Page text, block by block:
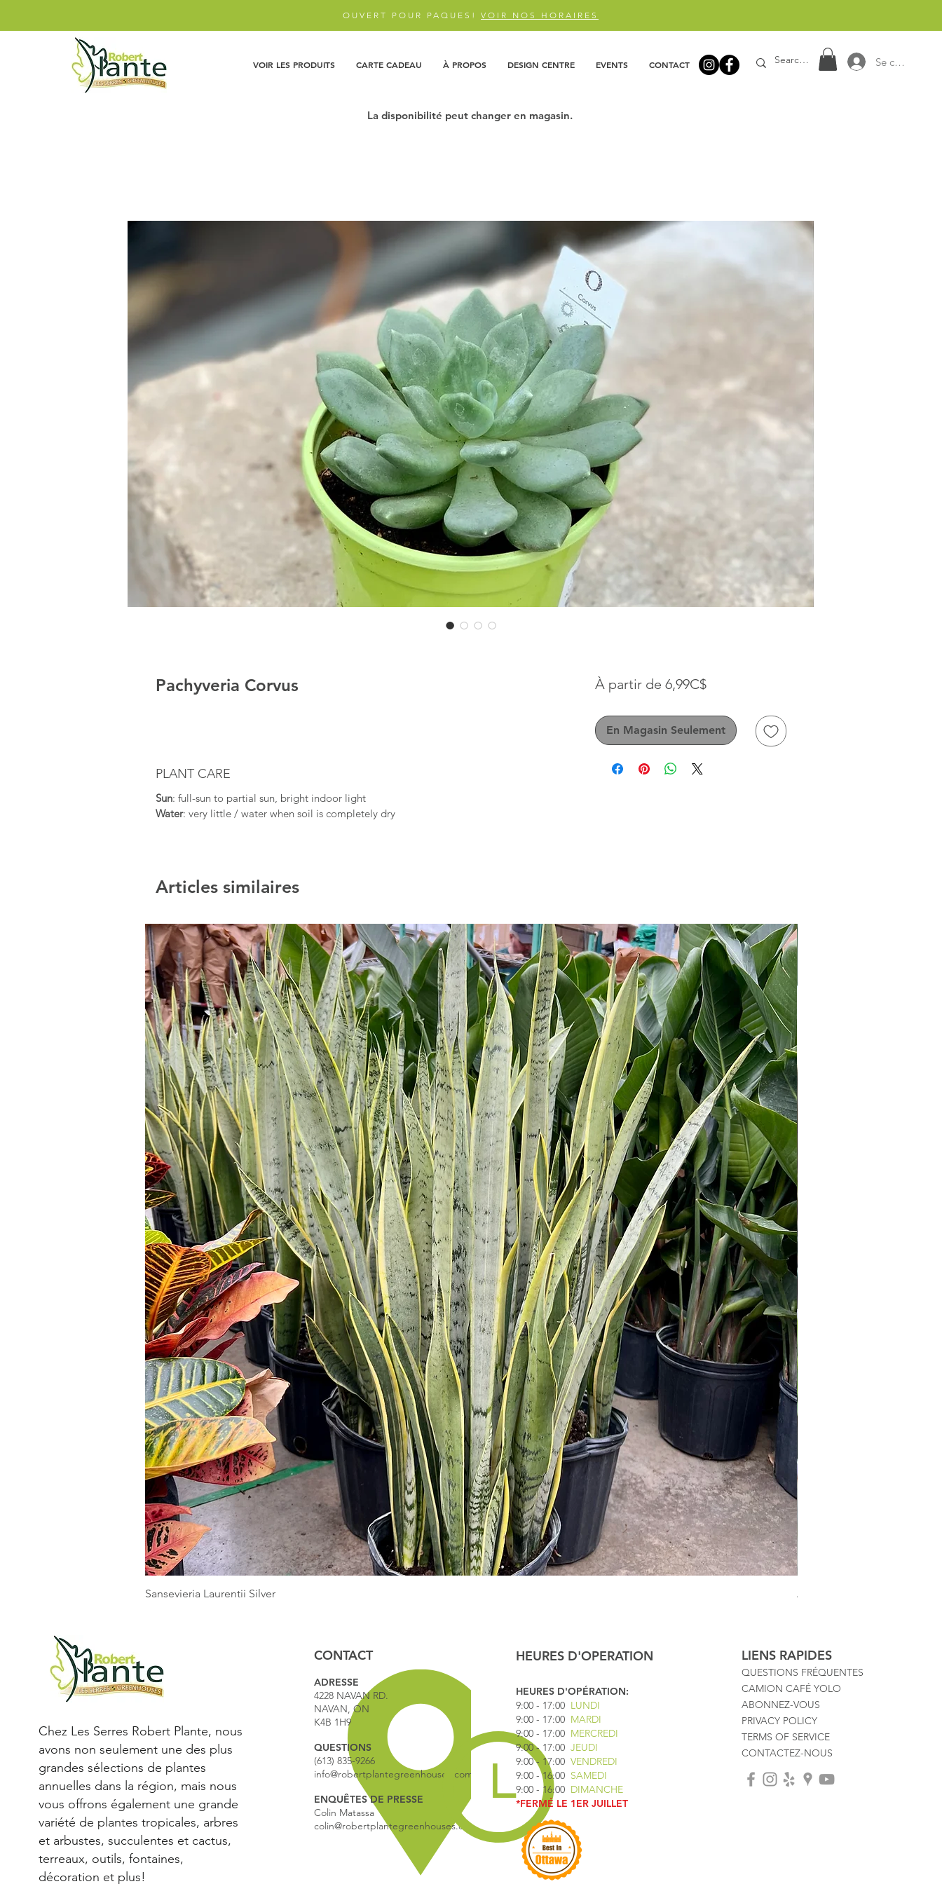
OUVERT POUR PAQUES! VOIR NOS HORAIRES
VOIR LES PRODUITS CARTE CADEAU À PROPOS DESIGN CENTRE EVENTS CONTACT Se connecter
La disponibilité peut changer en magasin.
Pachyveria Corvus
PLANT CARE
Sun: full-sun to partial sun, bright indoor light
Water: very little / water when soil is completely dry
À partir de 6,99C$Prix
En Magasin Seulement
Articles similaires
Sansevieria Laurentii Silver Australian Mother Fern
Chez Les Serres Robert Plante, nous
avons non seulement une des plus
grandes sélections de plantes
annuelles dans la région, mais nous
vous offrons également une grande
variété de plantes tropicales, arbres
et arbustes, succulentes et cactus,
terreaux, outils, fontaines,
décoration et plus!
CONTACT
ADRESSE
4228 NAVAN RD.
NAVAN, ON
K4B 1H9
QUESTIONS
(613) 835-9266
info@robertplantegreenhouses.com
ENQUÊTES DE PRESSE
Colin Matassa
colin@robertplantegreenhouses.com
HEURES D'OPERATION
HEURES D'OPÉRATION:
9:00 - 17:00 LUNDI
9:00 - 17:00 MARDI
9:00 - 17:00 MERCREDI
9:00 - 17:00 JEUDI
9:00 - 17:00 VENDREDI
9:00 - 16:00 SAMEDI
9:00 - 16:00 DIMANCHE
*FERMÉ LE 1ER JUILLET
LIENS RAPIDES
QUESTIONS FRÉQUENTES
CAMION CAFÉ YOLO
ABONNEZ-VOUS
PRIVACY POLICY
TERMS OF SERVICE
CONTACTEZ-NOUS